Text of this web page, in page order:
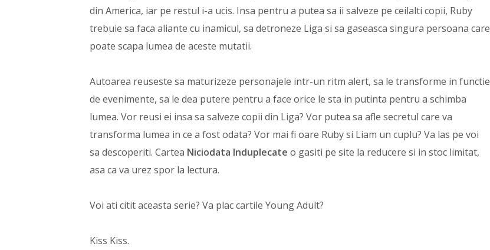
din America, iar pe restul i-a ucis. Insa pentru a putea sa ii salveze pe ceilalti copii, Ruby
trebuie sa faca aliante cu inamicul, sa detroneze Liga si sa gaseasca singura persoana care
poate scapa lumea de aceste mutatii.
Autoarea reuseste sa maturizeze personajele intr-un ritm alert, sa le transforme in functie
de evenimente, sa le dea putere pentru a face orice le sta in putinta pentru a schimba
lumea. Vor reusi ei insa sa salveze copii din Liga? Vor putea sa afle secretul care va
transforma lumea in ce a fost odata? Vor mai fi oare Ruby si Liam un cuplu? Va las pe voi
sa descoperiti. Cartea Niciodata Induplecate o gasiti pe site la reducere si in stoc limitat,
asa ca va urez spor la lectura.
Voi ati citit aceasta serie? Va plac cartile Young Adult?
Kiss Kiss.